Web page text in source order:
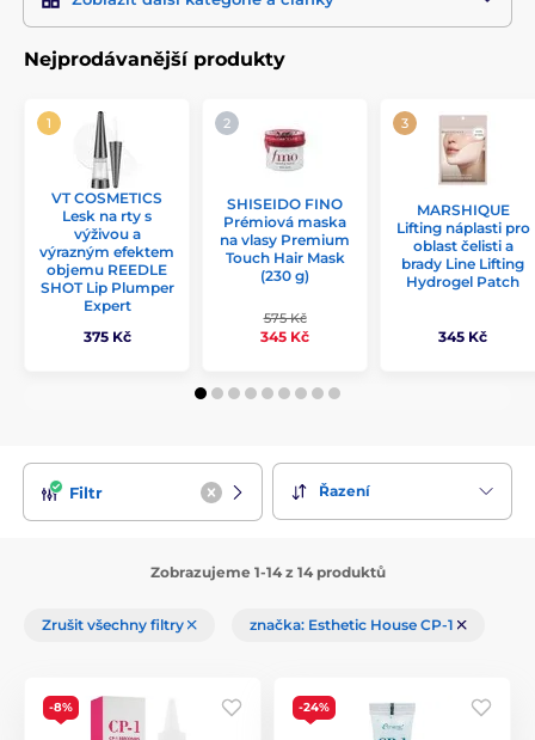
Nejprodávanější produkty
VT COSMETICS
Lesk na rty s
výživou a
výrazným efektem
objemu REEDLE
SHOT Lip Plumper
Expert
375 Kč
SHISEIDO FINO
Prémiová maska
na vlasy Premium
Touch Hair Mask
(230 g)
575 Kč
345 Kč
MARSHIQUE
Lifting náplasti pro
oblast čelisti a
brady Line Lifting
Hydrogel Patch
345 Kč
Filtr Řazení
Zobrazujeme 1-14 z 14 produktů
Zrušit všechny filtry značka: Esthetic House CP-1
-8% -24%